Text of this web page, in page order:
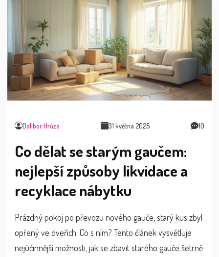
Dalibor Hrůza 31 května 2025 10
Co dělat se starým gaučem:
nejlepší způsoby likvidace a
recyklace nábytku
Prázdný pokoj po převozu nového gauče, starý kus zbyl
opřený ve dveřích. Co s ním? Tento článek vysvětluje
nejúčinnější možnosti, jak se zbavit starého gauče šetrně